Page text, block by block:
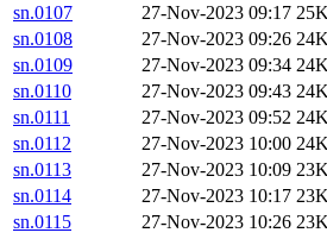
sn.0107
27-Nov-2023 09:17
sn.0108
27-Nov-2023 09:26
sn.0109
27-Nov-2023 09:34
sn.0110
27-Nov-2023 09:43
sn.0111
27-Nov-2023 09:52
sn.0112
27-Nov-2023 10:00
sn.0113
27-Nov-2023 10:09
sn.0114
27-Nov-2023 10:17
sn.0115
27-Nov-2023 10:26